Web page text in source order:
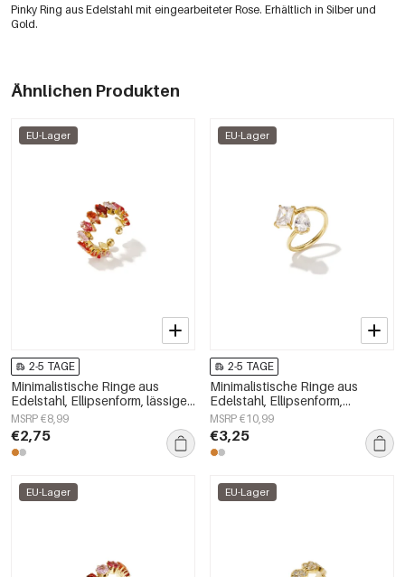
Pinky Ring aus Edelstahl mit eingearbeiteter Rose. Erhältlich in Silber und
Gold.
Ähnlichen Produkten
EU-Lager
2-5 TAGE
Minimalistische Ringe aus
Edelstahl, Ellipsenform, lässige
und schlichte Serie für Damen –
Schmuck für jeden Tag
MSRP €8,99
€2,75
EU-Lager
2-5 TAGE
Minimalistische Ringe aus
Edelstahl, Ellipsenform,
schlichte Alltags-Serie,
Damenschmuck
MSRP €10,99
€3,25
EU-Lager EU-Lager